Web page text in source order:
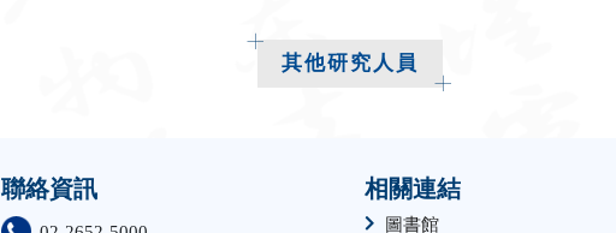
其他研究人員
聯絡資訊 相關連結
圖書館